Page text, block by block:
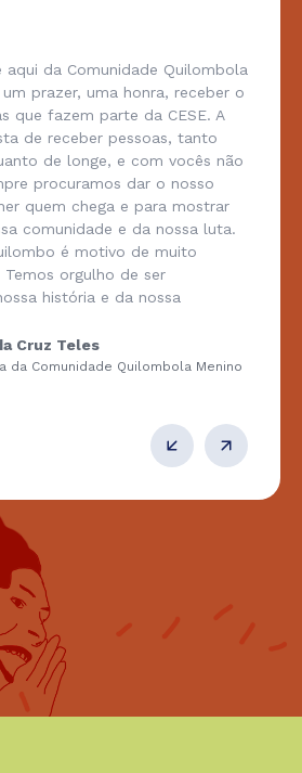
aqui da Comunidade Quilombola
prazer, uma honra, receber o
que fazem parte da CESE. A
de receber pessoas, tanto
de longe, e com vocês não
procuramos dar o nosso
quem chega e para mostrar
comunidade e da nossa luta.
é motivo de muito
orgulho de ser
história e da nossa
Cruz Teles
da Comunidade Quilombola Menino